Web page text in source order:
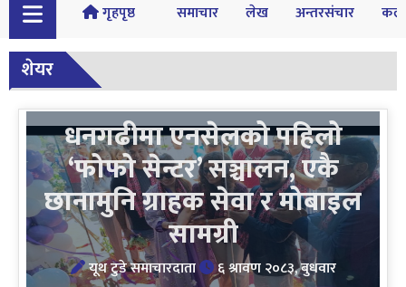
गृहपृष्ठ समाचार लेख अन्तरसंचार
शेयर
धनगढीमा एनसेलको पहिलो
‘फोफो सेन्टर’ सञ्चालन, एकै
छानामुनि ग्राहक सेवा र मोबाइल
सामग्री
यूथ टुडे समाचारदाता ६ श्रावण २०८३, बुधवार